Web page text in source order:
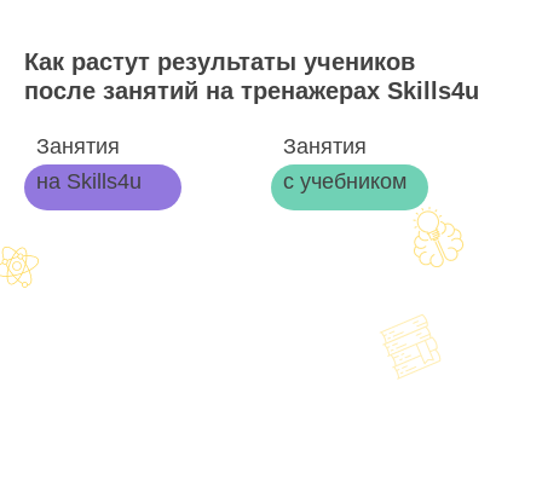
Как растут результаты учеников
после занятий на тренажерах Skills4u
Занятия
на Skills4u
Занятия
с учебником